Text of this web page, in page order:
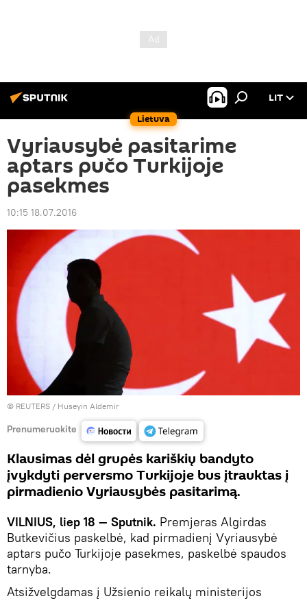
Lietuva
LIT
Vyriausybė pasitarime
aptars pučo Turkijoje
pasekmes
10:15 18.07.2016
© REUTERS / Huseyin Aldemir
Prenumeruokite
Klausimas dėl grupės kariškių bandyto
įvykdyti perversmo Turkijoje bus įtrauktas į
pirmadienio Vyriausybės pasitarimą.
VILNIUS, liep 18 — Sputnik. Premjeras Algirdas
Butkevičius paskelbė, kad pirmadienį Vyriausybė
aptars pučo Turkijoje pasekmes, paskelbė spaudos
tarnyba.
Atsižvelgdamas į Užsienio reikalų ministerijos